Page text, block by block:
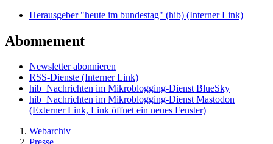
Herausgeber "heute im bundestag" (hib) (Interner Link)
Abonnement
Newsletter abonnieren
RSS-Dienste (Interner Link)
hib_Nachrichten im Mikroblogging-Dienst BlueSky
hib_Nachrichten im Mikroblogging-Dienst Mastodon
(Externer Link, Link öffnet ein neues Fenster)
Webarchiv